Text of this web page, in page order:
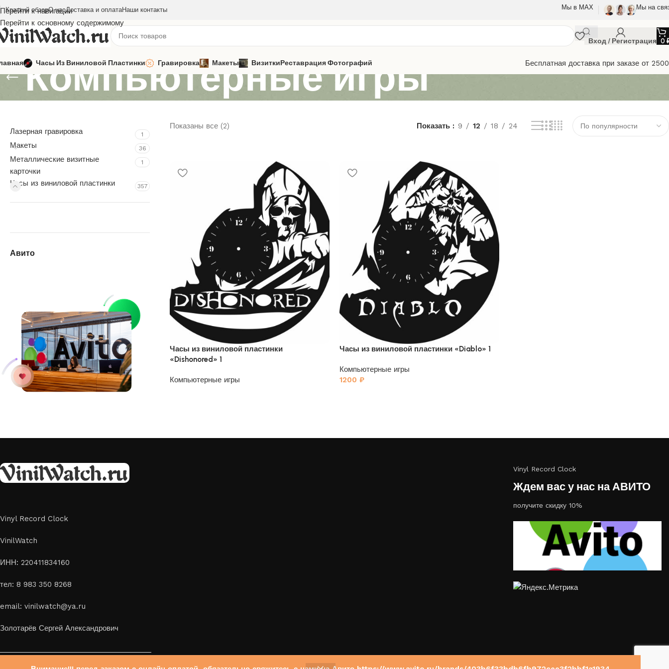
Перейти к навигации
Перейти к основному содержимому
Краткий обзорО насДоставка и оплатаНаши контакты Мы в МАХ Мы на
Вход / Регистрация 0
Часы Из Виниловой Пластинки Гравировка Макеты ВизиткиРеставрация Фотографий Бесплатная доставка при заказе от
Компьютерные игры
Лазерная гравировка 1
Макеты 36
Металлические визитные
карточки
1
Часы из виниловой пластинки 357
Авито
Показаны все (2) Показать 9 12 18 24
Часы из виниловой пластинки
«Dishonored» 1
Компьютерные игры
Часы из виниловой пластинки «Diablo» 1
Компьютерные игры
1200 ₽
Vinyl Record Clock
VinilWatch
ИНН: 220411834160
тел: 8 983 350 8268
email: vinilwatch@ya.ru
Золотарёв Сергей Александрович
Vinyl Record Clock
Ждем вас у нас на АВИТО
получите скидку 10%